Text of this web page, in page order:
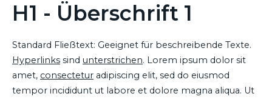
H1 - Überschrift 1
Standard Fließtext: Geeignet für beschreibende Texte.
Hyperlinks sind unterstrichen. Lorem ipsum dolor sit
amet, consectetur adipiscing elit, sed do eiusmod
tempor incididunt ut labore et dolore magna aliqua. Ut